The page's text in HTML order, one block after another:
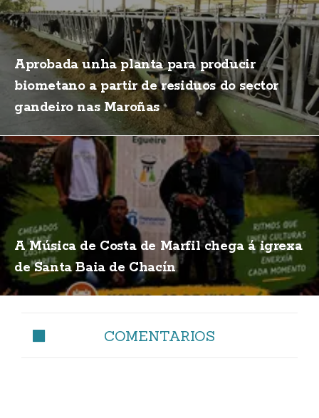
Aprobada unha planta para producir
biometano a partir de residuos do sector
gandeiro nas Maroñas
A Música de Costa de Marfil chega á igrexa
de Santa Baia de Chacín
COMENTARIOS